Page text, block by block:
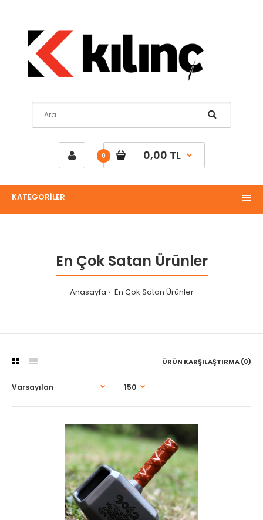
0 0,00 TL
KATEGORİLER
En Çok Satan Ürünler
Anasayfa En Çok Satan Ürünler
ÜRÜN KARŞILAŞTIRMA (0)